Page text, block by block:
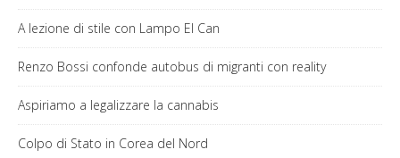
A lezione di stile con Lampo El Can
Renzo Bossi confonde autobus di migranti con reality
Aspiriamo a legalizzare la cannabis
Colpo di Stato in Corea del Nord